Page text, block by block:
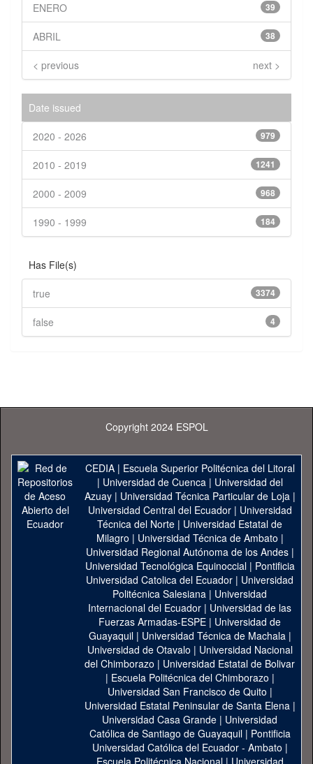
39
ENERO
38
ABRIL
< previous next >
Date issued
979
2020 - 2026
1241
2010 - 2019
968
2000 - 2009
184
1990 - 1999
Has File(s)
3374
true
4
false
Copyright 2024 ESPOL
CEDIA| Escuela Superior Politécnica del Litoral
| Universidad de Cuenca| Universidad del
Azuay| Universidad Técnica Particular de Loja|
Universidad Central del Ecuador| Universidad
Técnica del Norte | Universidad Estatal de
Milagro | Universidad Técnica de Ambato |
Universidad Regional Autónoma de los Andes|
Universidad Tecnológica Equinoccial| Pontificia
Universidad Catolica del Ecuador | Universidad
Politécnica Salesiana | Universidad
Internacional del Ecuador | Universidad de las
Fuerzas Armadas-ESPE | Universidad de
Guayaquil| Universidad Técnica de Machala|
Universidad de Otavalo | Universidad Nacional
del Chimborazo | Universidad Estatal de Bolivar
| Escuela Politécnica del Chimborazo |
Universidad San Francisco de Quito |
Universidad Estatal Peninsular de Santa Elena|
Universidad Casa Grande | Universidad
Católica de Santiago de Guayaquil| Pontificia
Universidad Católica del Ecuador - Ambato |